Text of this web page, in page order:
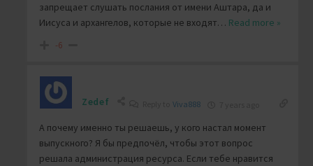
запрещает слушать послания от имени Аштара, да и
Иисуса и архангелов, которые не входят… Read more »
-6
Zedef Viva888
А почему именно ты решаешь, у кого настал момент
выпускного? Я бы предпочёл, чтобы этот вопрос
решала администрация ресурса. Если тебе нравится